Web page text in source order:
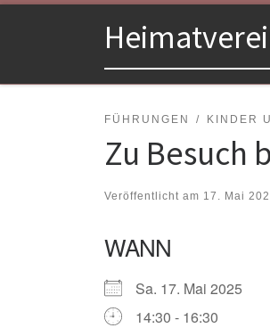
Zum Inhalt springen
FÜHRUNGEN KINDER
Zu Besuch
Veröffentlicht am 17. Mai
WANN
Sa. 17. Mai 2025
14:30 - 16:30